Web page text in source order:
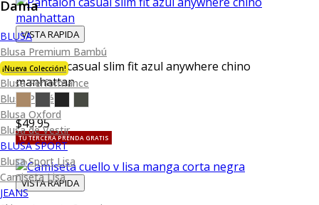
Dama
BLUSA
Blusa Premium Bambú
¡Nueva Colección!
Blusa Performance
Blusa Piqué
Blusa Oxford
Blusa de Vestir
BLUSA SPORT
Blusa Sport Lisa
Camiseta Lisa
JEANS
VISTA RAPIDA
Pantalón casual slim fit azul anywhere chino
manhattan
$49.95
TU TERCERA PRENDA GRATIS
VISTA RAPIDA